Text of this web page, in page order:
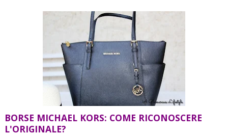
BORSE MICHAEL KORS: COME RICONOSCERE
L'ORIGINALE?